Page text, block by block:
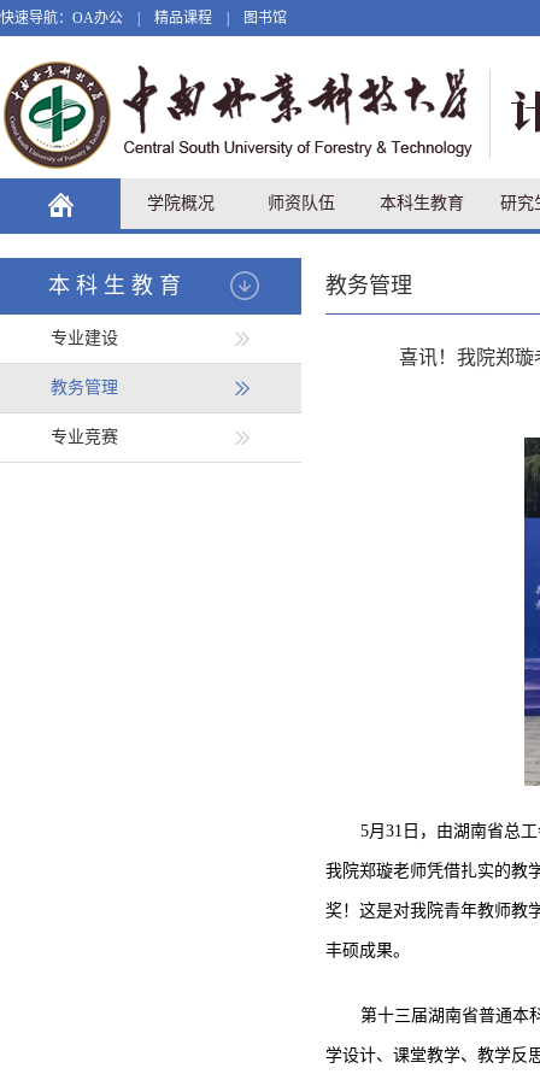
快速导航： OA办公 精品课程 图书馆
学院概况 师资队伍 本科生教育 研究
本科生教育
专业建设
教务管理
专业竞赛
教务管理
喜讯！我院郑
5月31日，由湖南省总
我院郑璇老师凭借扎实的教
奖！这是对我院青年教师教
丰硕成果。
第十三届湖南省普通本
学设计、课堂教学、教学反